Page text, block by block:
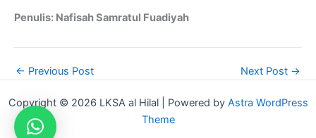
Penulis: Nafisah Samratul Fuadiyah
← Previous Post Next Post →
Copyright © 2026 LKSA al Hilal | Powered by Astra WordPress
Theme